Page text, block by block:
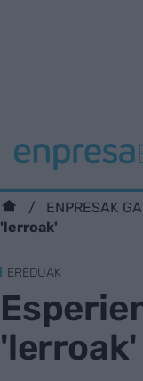
ENPRESAK
'lerroak'
EREDUAK
'lerroak'